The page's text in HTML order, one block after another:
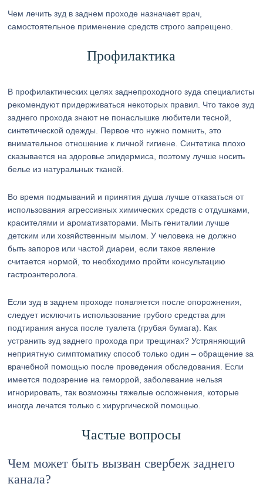
Чем лечить зуд в заднем проходе назначает врач,
самостоятельное применение средств строго запрещено.
Профилактика
В профилактических целях заднепроходного зуда специалисты
рекомендуют придерживаться некоторых правил. Что такое зуд
заднего прохода знают не понаслышке любители тесной,
синтетической одежды. Первое что нужно помнить, это
внимательное отношение к личной гигиене. Синтетика плохо
сказывается на здоровье эпидермиса, поэтому лучше носить
белье из натуральных тканей.
Во время подмываний и принятия душа лучше отказаться от
использования агрессивных химических средств с отдушками,
красителями и ароматизаторами. Мыть гениталии лучше
детским или хозяйственным мылом. У человека не должно
быть запоров или частой диареи, если такое явление
считается нормой, то необходимо пройти консультацию
гастроэнтеролога.
Если зуд в заднем проходе появляется после опорожнения,
следует исключить использование грубого средства для
подтирания ануса после туалета (грубая бумага). Как
устранить зуд заднего прохода при трещинах? Устряняющий
неприятную симптоматику способ только один – обращение за
врачебной помощью после проведения обследования. Если
имеется подозрение на геморрой, заболевание нельзя
игнорировать, так возможны тяжелые осложнения, которые
иногда лечатся только с хирургической помощью.
Частые вопросы
Чем может быть вызван свербеж заднего
канала?